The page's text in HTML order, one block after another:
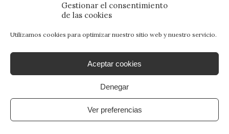
Gestionar el consentimiento
de las cookies
Utilizamos cookies para optimizar nuestro sitio web y nuestro servicio.
Aceptar cookies
Denegar
Ver preferencias